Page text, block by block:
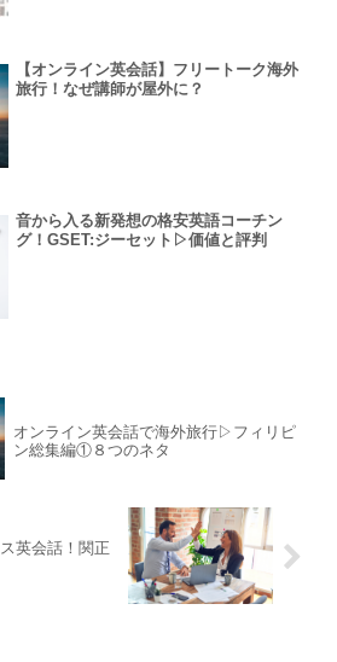
【オンライン英会話】フリートーク海外
旅行！なぜ講師が屋外に？
音から入る新発想の格安英語コーチン
グ！GSET:ジーセット▷価値と評判
オンライン英会話で海外旅行▷フィリピ
ン総集編①８つのネタ
英会話！関正